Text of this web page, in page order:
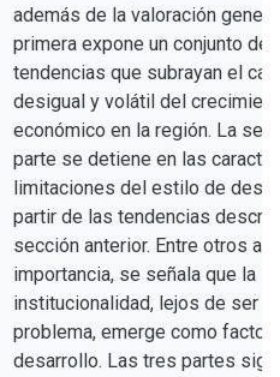
además de la valoración
primera expone un conjunto de
tendencias que subrayan el
desigual y volátil del
económico en la región. La
parte se detiene en las
limitaciones del estilo de
partir de las tendencias
sección anterior. Entre otros
importancia, se señala que la
institucionalidad, lejos de ser el
problema, emerge como factor
desarrollo. Las tres partes